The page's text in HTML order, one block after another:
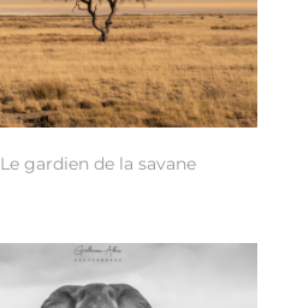
Le gardien de la savane